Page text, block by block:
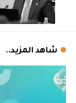
شاهد المزيد..